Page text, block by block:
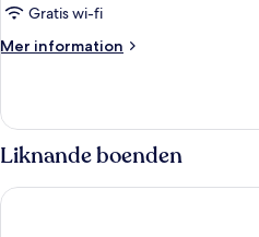
Gratis wi-fi
Mer information
Mer
Liknande boenden
Thon Hotel EU